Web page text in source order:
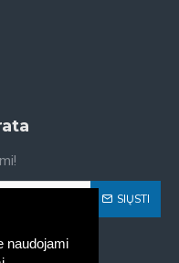
naudojami
SIŲSTI